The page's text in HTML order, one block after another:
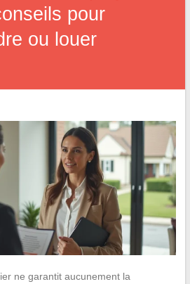
pour
ou louer
ne garantit aucunement la